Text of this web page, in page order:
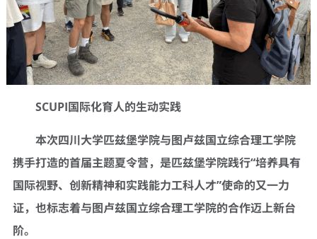
SCUPI国际化育人的生动实践
本次四川大学匹兹堡学院与图卢兹国立综合理工学院
携手打造的首届主题夏令营，是匹兹堡学院践行“培养具有
国际视野、创新精神和实践能力工科人才”使命的又一力
证，也标志着与图卢兹国立综合理工学院的合作迈上新台
阶。